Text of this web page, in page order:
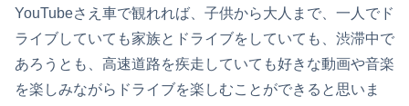
YouTubeさえ車で観れれば、子供から大人まで、一人でド
ライブしていても家族とドライブをしていても、渋滞中で
あろうとも、高速道路を疾走していても好きな動画や音楽
を楽しみながらドライブを楽しむことができると思いま